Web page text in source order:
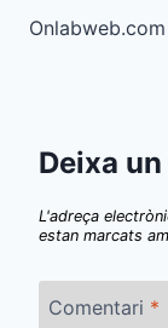
Onlabweb.com
Deixa
L'adreça
estan marcats
Comentari *